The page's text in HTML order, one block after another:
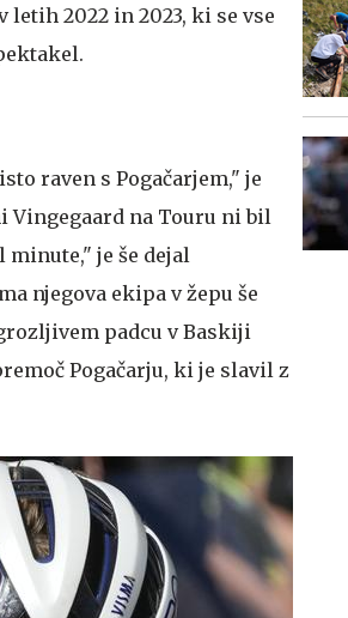
letih 2022 in 2023, ki se vse
raven s Pogačarjem," je
Vingegaard na Touru ni bil
je še dejal
njegova ekipa v žepu še
padcu v Baskiji
Pogačarju, ki je slavil z